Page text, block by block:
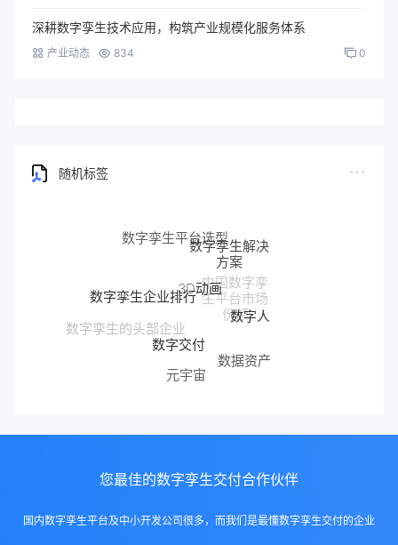
深耕数字孪生技术应用，构筑产业规模化服务体系
产业动态 834 0
随机标签
数字孪生解决
方案
中国数字孪
生平台市场
份额
数字孪生平台有哪些
数字孪生的头部企业
数字孪生企业排行
3D动画
数字人
数据资产
元宇宙
数字交付
您最佳的数字孪生交付合作伙伴
国内数字孪生平台及中小开发公司很多，而我们是最懂数字孪生交付的企业